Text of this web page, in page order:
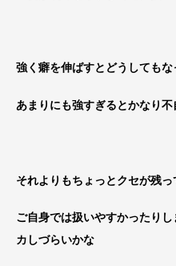
強く癖を伸ばすとどうしても
あまりにも強すぎるとかなり
それよりもちょっとクセが残
ご自身では扱いやすかったり
カしづらいかな